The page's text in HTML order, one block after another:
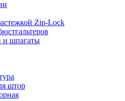
Zip-Lock
шпагаты
штор